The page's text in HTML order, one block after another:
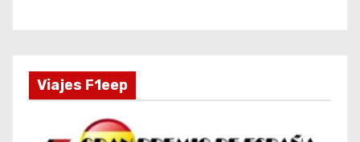
Viajes F1eep